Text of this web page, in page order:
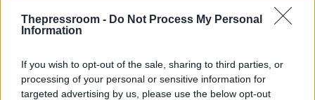
Thepressroom - Do Not Process My Personal
Information
If you wish to opt-out of the sale, sharing to third parties, or
processing of your personal or sensitive information for
targeted advertising by us, please use the below opt-out
εντυπωσιακό Φεστιβάλ που φέτος λαμβάνει
χώρα στην Μπερκ-συρ-Μερ της Γαλλίας